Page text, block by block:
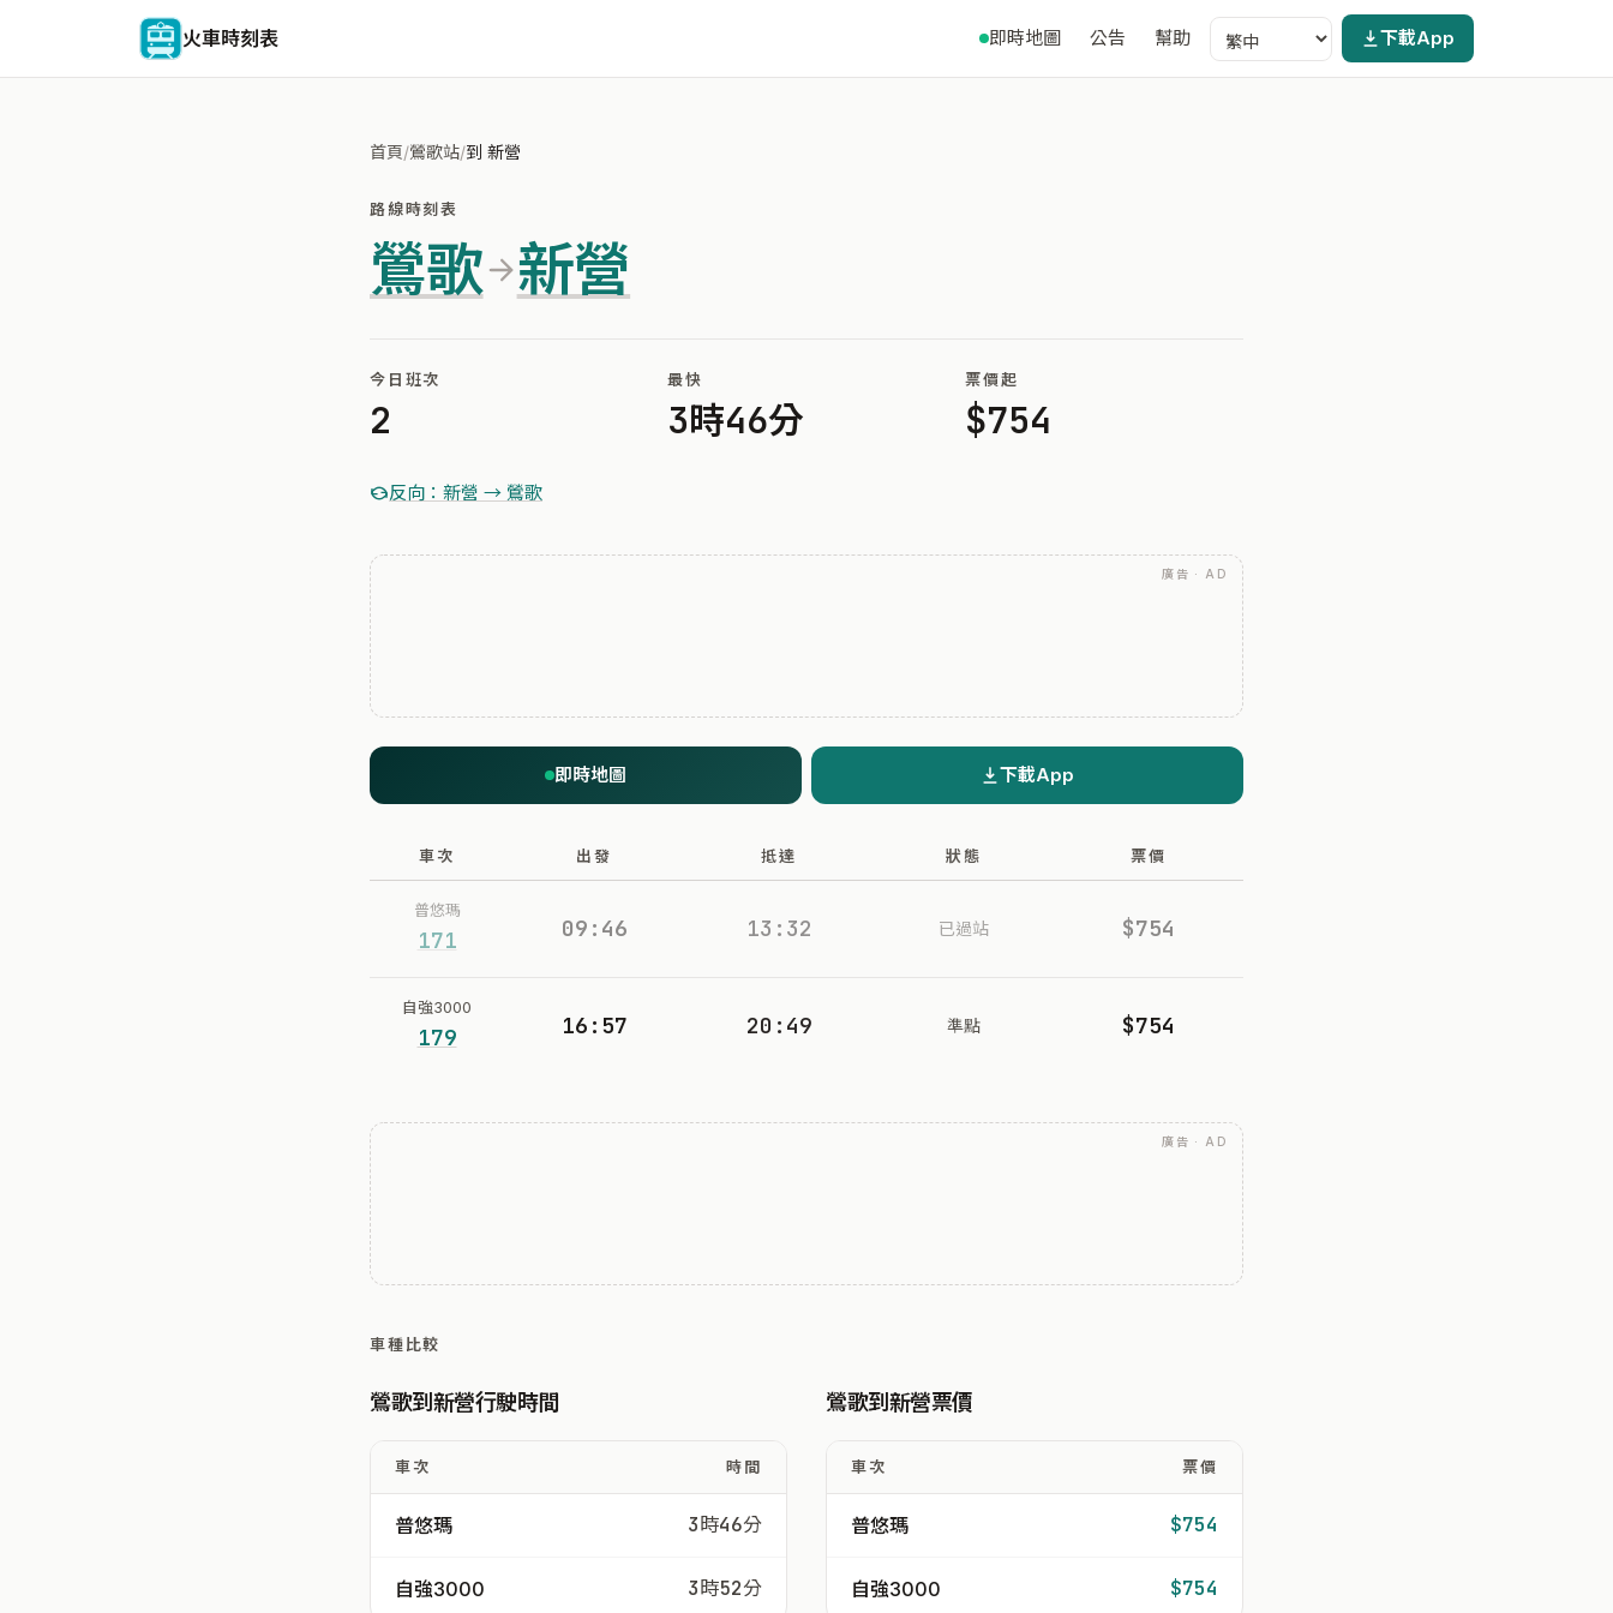
火車時刻表 即時地圖 公告 幫助 下載App
首頁/鶯歌站/到 新營
路線時刻表
鶯歌 新營
今日班次
2
最快
3時46分
票價起
$754
反向：新營 → 鶯歌
廣告 · AD
即時地圖 下載App
車次 出發 抵達 狀態 票價
普悠瑪
171 09:46 13:32 已過站 $754
自強3000
179 16:57 20:49 準點 $754
廣告 · AD
車種比較
鶯歌到新營行駛時間
車次 時間
普悠瑪 3時46分
自強3000 3時52分
鶯歌到新營票價
車次 票價
普悠瑪 $754
自強3000 $754